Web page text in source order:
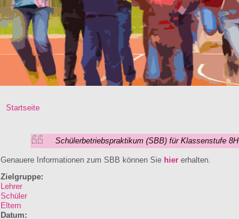
Startseite
Schülerbetriebspraktikum (SBB) für Klassenstufe 8H
Genauere Informationen zum SBB können Sie hier erhalten.
Zielgruppe:
Lehrer
Schüler
Eltern
Datum: